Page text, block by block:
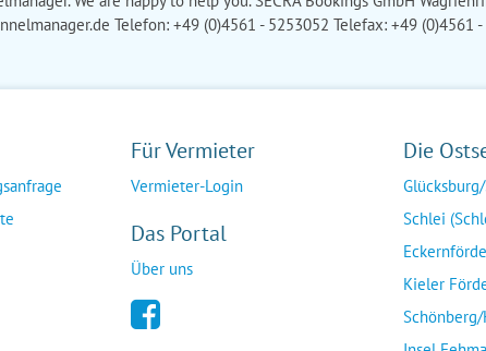
Telefon: +49 (0)4561 - 5253052 Telefax: +49 (0)4561
Für Vermieter
Vermieter-Login
Das Portal
Über uns
Die
Schlei
Eckernförde
Kieler